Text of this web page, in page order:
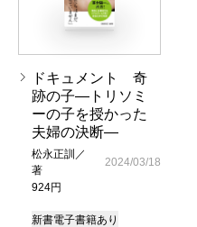
ドキュメント 奇
跡の子―トリソミ
ーの子を授かった
夫婦の決断―
松永正訓／
著
924円
2024/03/18
新書電子書籍あり